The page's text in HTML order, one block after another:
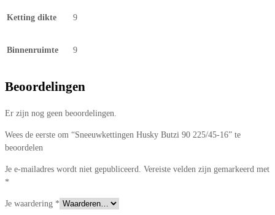
Ketting dikte 9
Binnenruimte 9
Beoordelingen
Er zijn nog geen beoordelingen.
Wees de eerste om “Sneeuwkettingen Husky Butzi 90 225/45-16” te
beoordelen
Je e-mailadres wordt niet gepubliceerd. Vereiste velden zijn gemarkeerd met
*
Je waardering *